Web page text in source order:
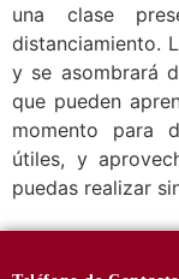
una clase
distanciamiento.
y se asombrará
que pueden
momento para
útiles, y
puedas realizar